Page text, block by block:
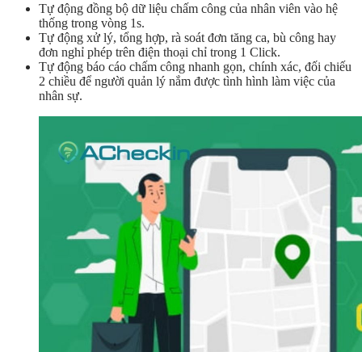
Tự động đồng bộ dữ liệu chấm công của nhân viên vào hệ
thống trong vòng 1s.
Tự động xử lý, tổng hợp, rà soát đơn tăng ca, bù công hay
đơn nghỉ phép trên điện thoại chỉ trong 1 Click.
Tự động báo cáo chấm công nhanh gọn, chính xác, đối chiếu
2 chiều để người quản lý nắm được tình hình làm việc của
nhân sự.